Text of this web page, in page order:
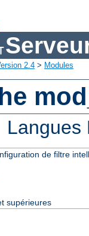
2.4 > Modules
de filtre
supérieures